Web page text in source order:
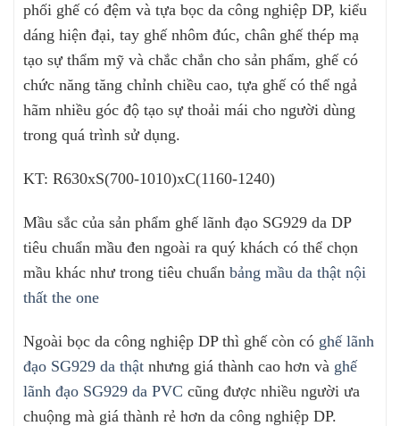
phối ghế có đệm và tựa bọc da công nghiệp DP, kiểu
dáng hiện đại, tay ghế nhôm đúc, chân ghế thép mạ
tạo sự thẩm mỹ và chắc chắn cho sản phẩm, ghế có
chức năng tăng chỉnh chiều cao, tựa ghế có thể ngả
hãm nhiều góc độ tạo sự thoải mái cho người dùng
trong quá trình sử dụng.
KT: R630xS(700-1010)xC(1160-1240)
Mầu sắc của sản phẩm ghế lãnh đạo SG929 da DP
tiêu chuẩn mầu đen ngoài ra quý khách có thể chọn
mầu khác như trong tiêu chuẩn bảng mầu da thật nội
thất the one
Ngoài bọc da công nghiệp DP thì ghế còn có ghế lãnh
đạo SG929 da thật nhưng giá thành cao hơn và ghế
lãnh đạo SG929 da PVC cũng được nhiều người ưa
chuộng mà giá thành rẻ hơn da công nghiệp DP.